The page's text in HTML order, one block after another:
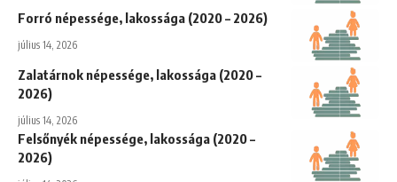
Forró népessége, lakossága (2020 – 2026)
július 14, 2026
Zalatárnok népessége, lakossága (2020 –
2026)
július 14, 2026
Felsőnyék népessége, lakossága (2020 –
2026)